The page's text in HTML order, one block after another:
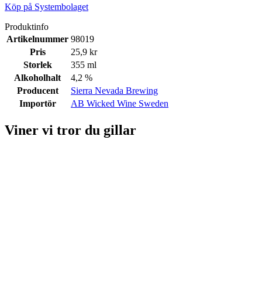
Köp på Systembolaget
Produktinfo
Artikelnummer 98019
Pris
25,9 kr
Storlek
355 ml
Alkoholhalt
4,2 %
Producent
Sierra Nevada Brewing
Importör
AB Wicked Wine Sweden
Viner vi tror du gillar